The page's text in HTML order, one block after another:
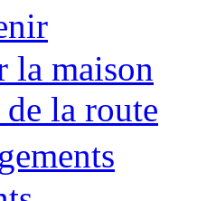
la maison
la route